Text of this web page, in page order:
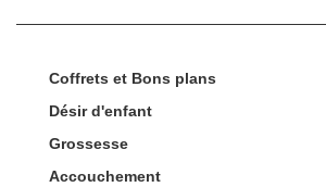
Coffrets et Bons plans
Désir d'enfant
Grossesse
Accouchement